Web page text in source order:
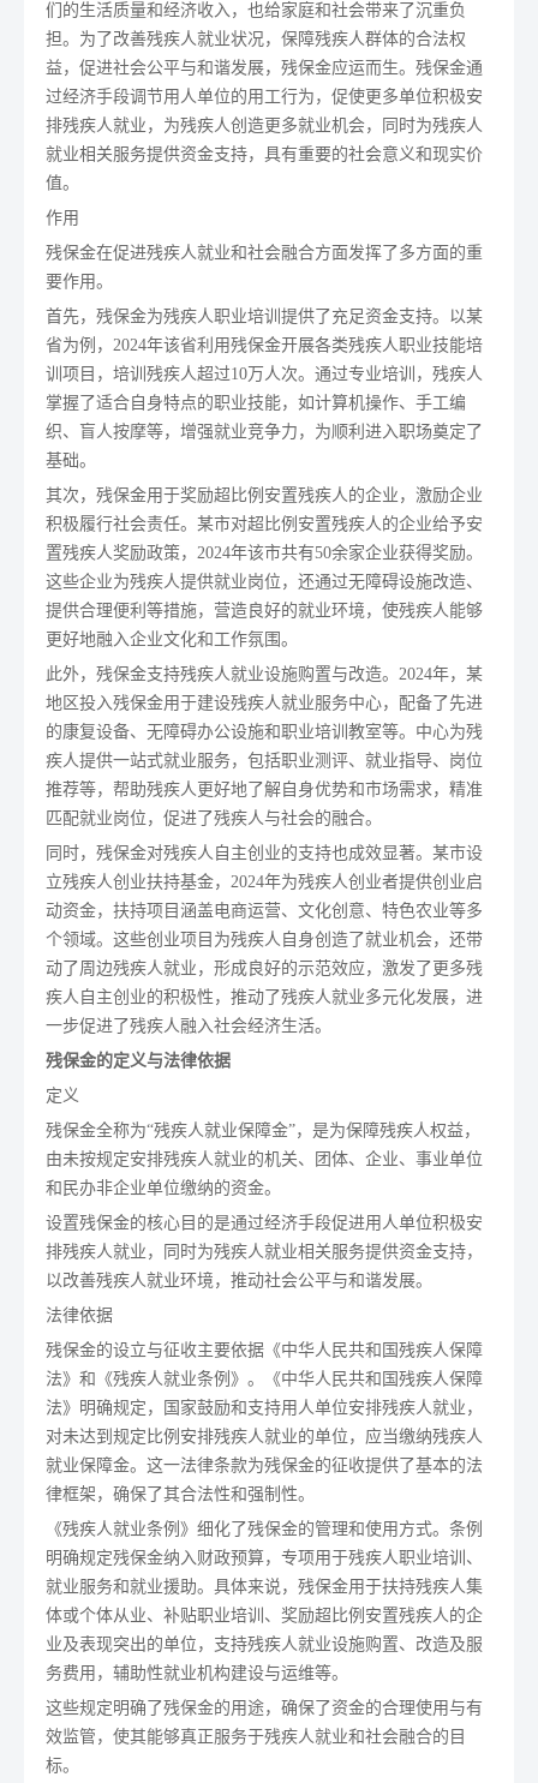
们的生活质量和经济收入，也给家庭和社会带来了沉重负
担。为了改善残疾人就业状况，保障残疾人群体的合法权
益，促进社会公平与和谐发展，残保金应运而生。残保金通
过经济手段调节用人单位的用工行为，促使更多单位积极安
排残疾人就业，为残疾人创造更多就业机会，同时为残疾人
就业相关服务提供资金支持，具有重要的社会意义和现实价
值。
作用
残保金在促进残疾人就业和社会融合方面发挥了多方面的重
要作用。
首先，残保金为残疾人职业培训提供了充足资金支持。以某
省为例，2024年该省利用残保金开展各类残疾人职业技能培
训项目，培训残疾人超过10万人次。通过专业培训，残疾人
掌握了适合自身特点的职业技能，如计算机操作、手工编
织、盲人按摩等，增强就业竞争力，为顺利进入职场奠定了
基础。
其次，残保金用于奖励超比例安置残疾人的企业，激励企业
积极履行社会责任。某市对超比例安置残疾人的企业给予安
置残疾人奖励政策，2024年该市共有50余家企业获得奖励。
这些企业为残疾人提供就业岗位，还通过无障碍设施改造、
提供合理便利等措施，营造良好的就业环境，使残疾人能够
更好地融入企业文化和工作氛围。
此外，残保金支持残疾人就业设施购置与改造。2024年，某
地区投入残保金用于建设残疾人就业服务中心，配备了先进
的康复设备、无障碍办公设施和职业培训教室等。中心为残
疾人提供一站式就业服务，包括职业测评、就业指导、岗位
推荐等，帮助残疾人更好地了解自身优势和市场需求，精准
匹配就业岗位，促进了残疾人与社会的融合。
同时，残保金对残疾人自主创业的支持也成效显著。某市设
立残疾人创业扶持基金，2024年为残疾人创业者提供创业启
动资金，扶持项目涵盖电商运营、文化创意、特色农业等多
个领域。这些创业项目为残疾人自身创造了就业机会，还带
动了周边残疾人就业，形成良好的示范效应，激发了更多残
疾人自主创业的积极性，推动了残疾人就业多元化发展，进
一步促进了残疾人融入社会经济生活。
残保金的定义与法律依据
定义
残保金全称为“残疾人就业保障金”，是为保障残疾人权益，
由未按规定安排残疾人就业的机关、团体、企业、事业单位
和民办非企业单位缴纳的资金。
设置残保金的核心目的是通过经济手段促进用人单位积极安
排残疾人就业，同时为残疾人就业相关服务提供资金支持，
以改善残疾人就业环境，推动社会公平与和谐发展。
法律依据
残保金的设立与征收主要依据《中华人民共和国残疾人保障
法》和《残疾人就业条例》。《中华人民共和国残疾人保障
法》明确规定，国家鼓励和支持用人单位安排残疾人就业，
对未达到规定比例安排残疾人就业的单位，应当缴纳残疾人
就业保障金。这一法律条款为残保金的征收提供了基本的法
律框架，确保了其合法性和强制性。
《残疾人就业条例》细化了残保金的管理和使用方式。条例
明确规定残保金纳入财政预算，专项用于残疾人职业培训、
就业服务和就业援助。具体来说，残保金用于扶持残疾人集
体或个体从业、补贴职业培训、奖励超比例安置残疾人的企
业及表现突出的单位，支持残疾人就业设施购置、改造及服
务费用，辅助性就业机构建设与运维等。
这些规定明确了残保金的用途，确保了资金的合理使用与有
效监管，使其能够真正服务于残疾人就业和社会融合的目
标。